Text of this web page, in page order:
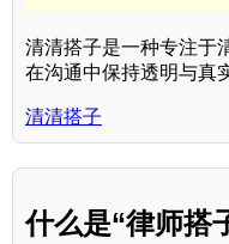
清清搭子是一种专注于
在沟通中保持透明与真
清清搭子
什么是“律师搭